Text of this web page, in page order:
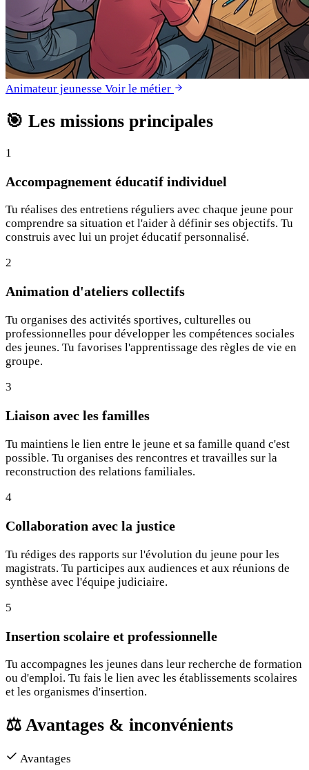
Animateur jeunesse Voir le métier
🎯 Les missions principales
1
Accompagnement éducatif individuel
Tu réalises des entretiens réguliers avec chaque jeune pour
comprendre sa situation et l'aider à définir ses objectifs. Tu
construis avec lui un projet éducatif personnalisé.
2
Animation d'ateliers collectifs
Tu organises des activités sportives, culturelles ou
professionnelles pour développer les compétences sociales
des jeunes. Tu favorises l'apprentissage des règles de vie en
groupe.
3
Liaison avec les familles
Tu maintiens le lien entre le jeune et sa famille quand c'est
possible. Tu organises des rencontres et travailles sur la
reconstruction des relations familiales.
4
Collaboration avec la justice
Tu rédiges des rapports sur l'évolution du jeune pour les
magistrats. Tu participes aux audiences et aux réunions de
synthèse avec l'équipe judiciaire.
5
Insertion scolaire et professionnelle
Tu accompagnes les jeunes dans leur recherche de formation
ou d'emploi. Tu fais le lien avec les établissements scolaires
et les organismes d'insertion.
⚖️ Avantages & inconvénients
Avantages